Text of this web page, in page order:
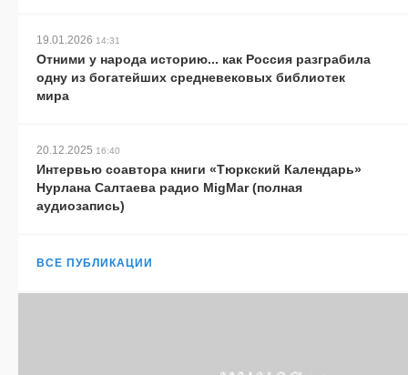
19.01.2026 14:31
Отними у народа историю... как Россия разграбила
одну из богатейших средневековых библиотек
мира
20.12.2025 16:40
Интервью соавтора книги «Тюркский Календарь»
Нурлана Салтаева радио MigMar (полная
аудиозапись)
ВСЕ ПУБЛИКАЦИИ